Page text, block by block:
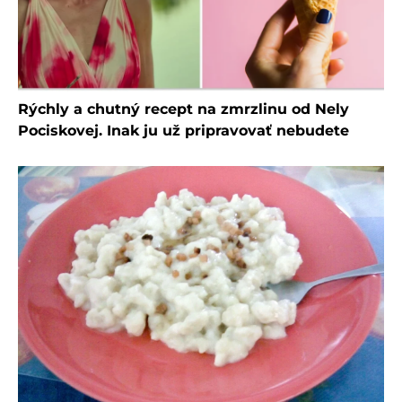
Rýchly a chutný recept na zmrzlinu od Nely
Pociskovej. Inak ju už pripravovať nebudete